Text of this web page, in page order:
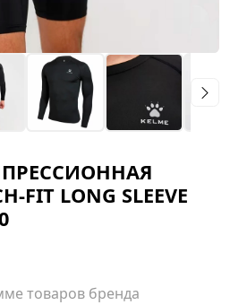
FIT LONG SLEEVE
товаров бренда